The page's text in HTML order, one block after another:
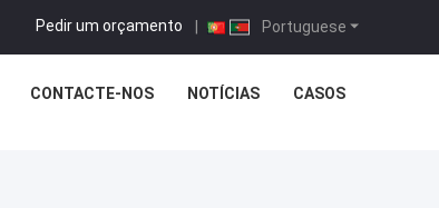
Portuguese
Pedir um orçamento |
CONTACTE-NOS NOTÍCIAS CASOS